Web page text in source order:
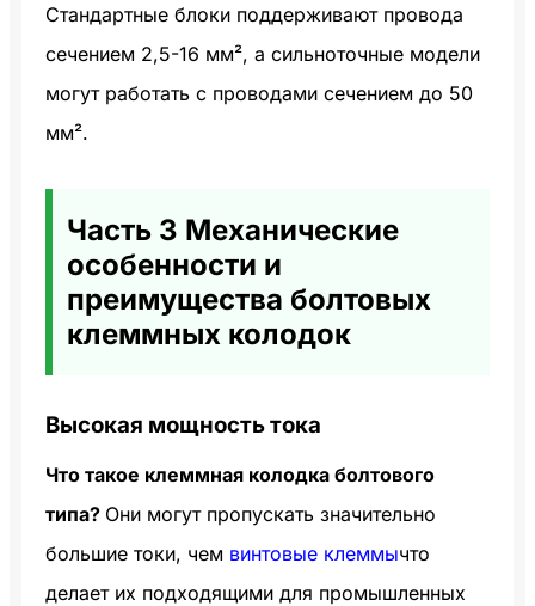
Стандартные блоки поддерживают провода
сечением 2,5-16 мм², а сильноточные модели
могут работать с проводами сечением до 50
мм².
Часть 3 Механические
особенности и
преимущества болтовых
клеммных колодок
Высокая мощность тока
Что такое клеммная колодка болтового
типа? Они могут пропускать значительно
большие токи, чем винтовые клеммычто
делает их подходящими для промышленных